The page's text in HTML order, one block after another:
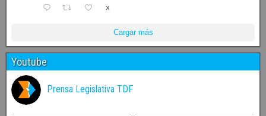
X
Cargar más
Youtube
Prensa Legislativa TDF